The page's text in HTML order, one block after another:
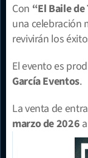
Con “El Baile de
una celebración
revivirán los
El evento es
García Eventos.
La venta de
marzo de 2026